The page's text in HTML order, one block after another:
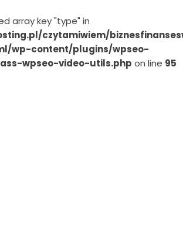
array key "type" in
czytamiwiem/
wp-content/plugins/wpseo-
wpseo-video-utils.php on line 95